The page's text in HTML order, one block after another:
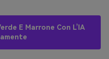
E Marrone Con L’IA